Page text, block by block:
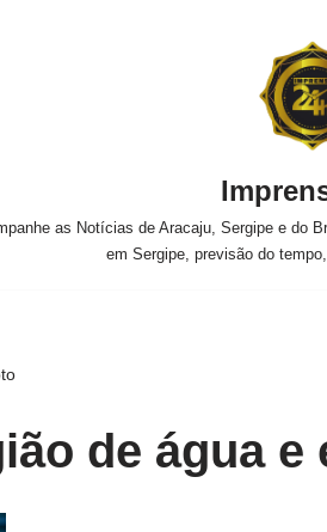
as Notícias de Aracaju, Sergipe e do
em Sergipe, previsão do
de água e